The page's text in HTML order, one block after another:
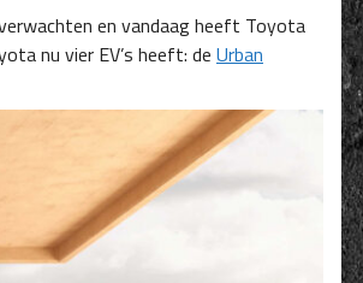
en vandaag heeft Toyota
nu vier EV’s heeft: de Urban